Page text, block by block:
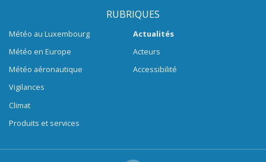
RUBRIQUES
Météo au Luxembourg
Météo en Europe
Météo aéronautique
Vigilances
Climat
Produits et services
Actualités
Acteurs
Accessibilité